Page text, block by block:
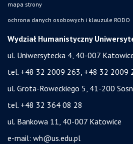
mapa strony
ochrona danych osobowych i klauzule RODO
Wydział Humanistyczny
ul. Uniwersytecka 4, 40-007
tel. +48 32 2009 263, +48 32 2009
ul. Grota-Roweckiego 5, 41-200
tel. +48 32 364 08 28
ul. Bankowa 11, 40-007 Katowice
e-mail: wh@us.edu.pl